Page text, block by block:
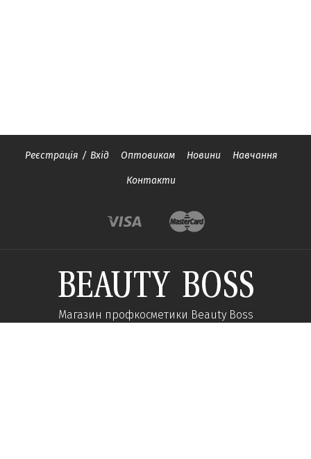
Реєстрація / Вхід Оптовикам Новини Навчання
Контакти
Магазин профкосметики Beauty Boss